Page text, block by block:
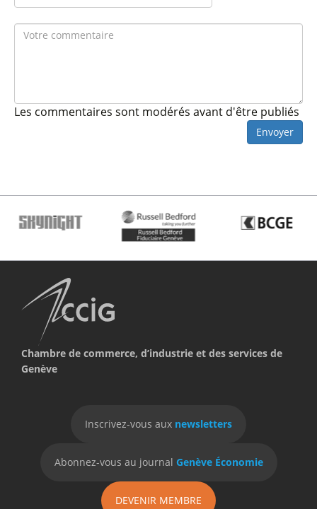
Les commentaires sont modérés avant d'être publiés
Envoyer
Chambre de commerce, d’industrie et des services de
Genève
Inscrivez-vous aux newsletters
Abonnez-vous au journal Genève Économie
DEVENIR MEMBRE